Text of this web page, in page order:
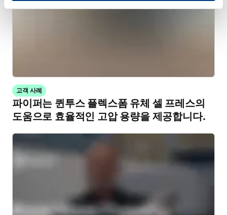
고객 사례
파이퍼는 퀸투스 플렉스폼 유체 셀 프레스의
도움으로 효율적인 고압 용량을 제공합니다.